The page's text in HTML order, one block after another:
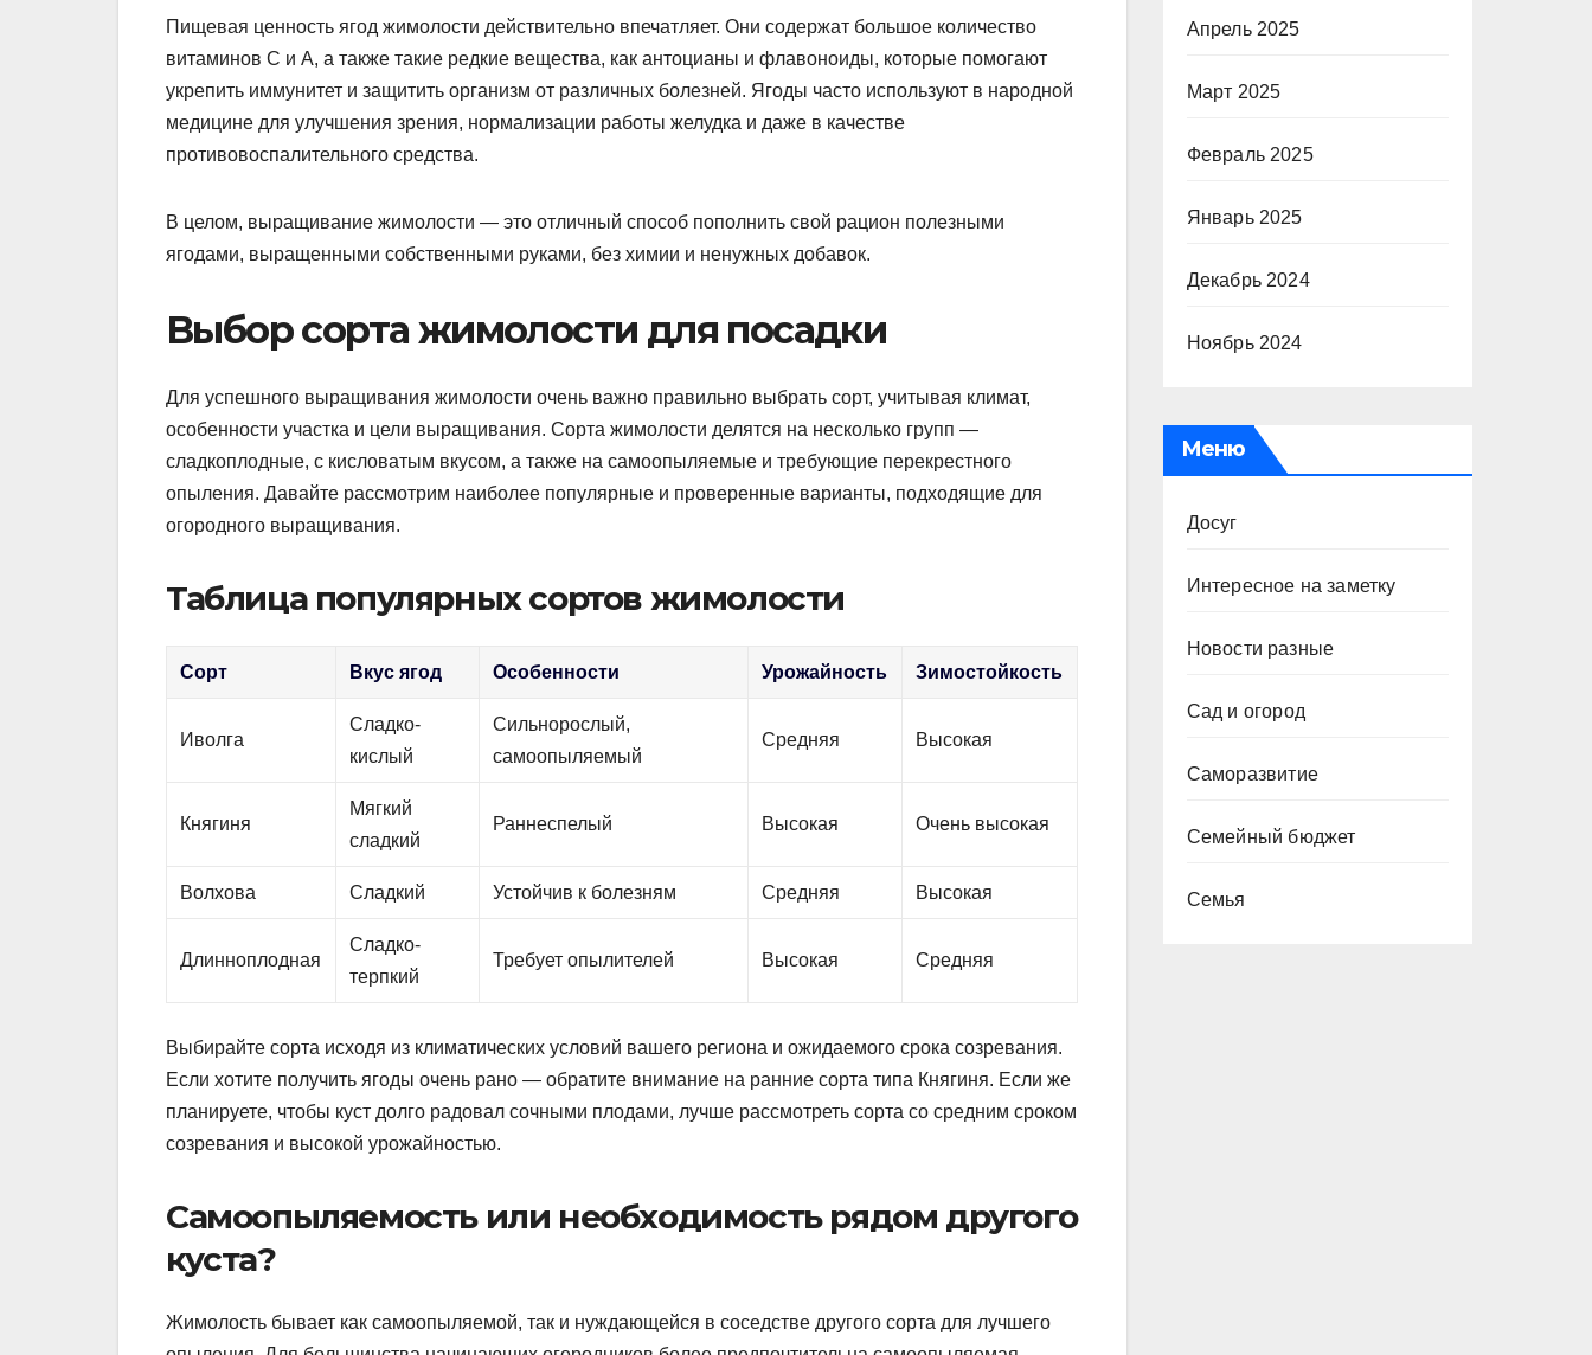
Пищевая ценность ягод жимолости действительно впечатляет. Они содержат большое количество
витаминов C и A, а также такие редкие вещества, как антоцианы и флавоноиды, которые помогают
укрепить иммунитет и защитить организм от различных болезней. Ягоды часто используют в народной
медицине для улучшения зрения, нормализации работы желудка и даже в качестве
противовоспалительного средства.
В целом, выращивание жимолости — это отличный способ пополнить свой рацион полезными
ягодами, выращенными собственными руками, без химии и ненужных добавок.
Выбор сорта жимолости для посадки
Для успешного выращивания жимолости очень важно правильно выбрать сорт, учитывая климат,
особенности участка и цели выращивания. Сорта жимолости делятся на несколько групп —
сладкоплодные, с кисловатым вкусом, а также на самоопыляемые и требующие перекрестного
опыления. Давайте рассмотрим наиболее популярные и проверенные варианты, подходящие для
огородного выращивания.
Таблица популярных сортов жимолости
Сорт Вкус ягод Особенности Урожайность Зимостойкость
Иволга
Сладко-
кислый
Сильнорослый,
самоопыляемый
Средняя Высокая
Княгиня
Мягкий
сладкий
Раннеспелый Высокая Очень высокая
Волхова Сладкий Устойчив к болезням Средняя Высокая
Длинноплодная
Сладко-
терпкий
Требует опылителей Высокая Средняя
Выбирайте сорта исходя из климатических условий вашего региона и ожидаемого срока созревания.
Если хотите получить ягоды очень рано — обратите внимание на ранние сорта типа Княгиня. Если же
планируете, чтобы куст долго радовал сочными плодами, лучше рассмотреть сорта со средним сроком
созревания и высокой урожайностью.
Самоопыляемость или необходимость рядом другого
куста?
Жимолость бывает как самоопыляемой, так и нуждающейся в соседстве другого сорта для лучшего
Апрель 2025
Март 2025
Февраль 2025
Январь 2025
Декабрь 2024
Ноябрь 2024
Меню
Досуг
Интересное на заметку
Новости разные
Сад и огород
Саморазвитие
Семейный бюджет
Семья